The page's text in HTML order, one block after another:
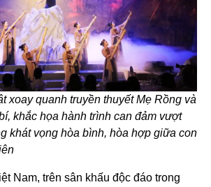
xoay quanh truyền thuyết Mẹ Rồng và
khắc họa hành trình can đảm vượt
khát vọng hòa bình, hòa hợp giữa con
Nam, trên sân khấu độc đáo trong